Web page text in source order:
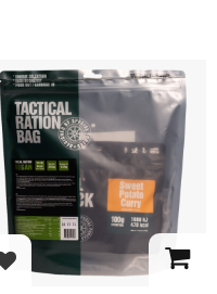
Add to favorites